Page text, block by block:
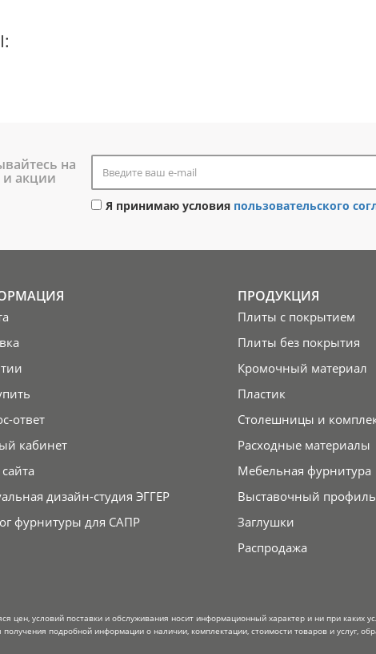
на
и акции
Я принимаю условия пользовательского
ответ
кабинет
дизайн-студия ЭГГЕР
фурнитуры для САПР
ПРОДУКЦИЯ
Плиты с покрытием
Плиты без покрытия
Кромочный материал
Пластик
Столешницы и
Расходные материалы
Мебельная фурнитура
Выставочный
Заглушки
Распродажа
цен, условий поставки и обслуживания носит информационный характер и ни при каких
подробной информации о наличии, комплектации, стоимости товаров и услуг,